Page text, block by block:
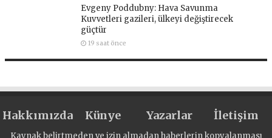
Evgeny Poddubny: Hava Savunma
Kuvvetleri gazileri, ülkeyi değiştirecek
güçtür
19 saat önce
Hakkımızda Künye Yazarlar İletişim
Kaynak belirtmeden ve izin almadan haberlerin kopyalanması